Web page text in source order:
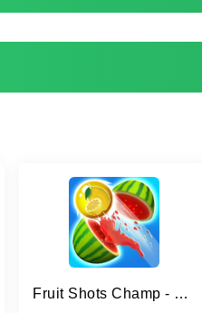
Fruit Shots Champ - Fruit Land